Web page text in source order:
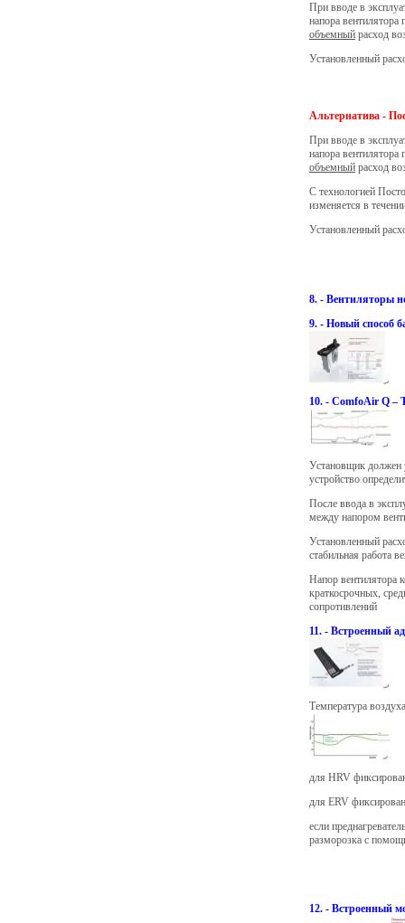
При вводе в
напора
объемный расход
Установленный
Альтернатива -
При вводе в
напора
объемный расход
С технологией
изменяется в
Установленный
8. - Вентиляторы
9. - Новый способ
10. - ComfoAir Q –
Установщик должен
устройство
После ввода в
между напором
Установленный
стабильная работа
Напор вентилятора
краткосрочных,
сопротивлений
11. - Встроенный
Температура
для HRV
для ERV
если
разморозка с
12. - Встроенный